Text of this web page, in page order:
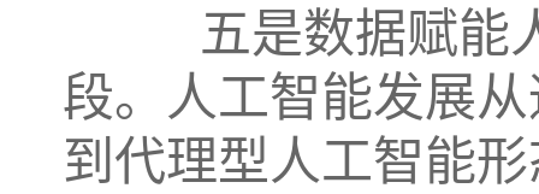
五是数据赋能人
段。人工智能发展
到代理型人工智能